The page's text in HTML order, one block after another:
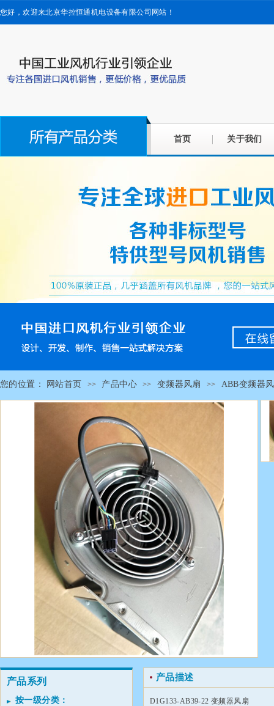
您好，欢迎来北京华控恒通机电设备有限公司网站！
首页 关于我们
您的位置： 网站首页 >> 产品中心 >> 变频器风扇 >> ABB变频器
产品系列
按一级分类：
产品描述
D1G133-AB39-22 变频器风扇